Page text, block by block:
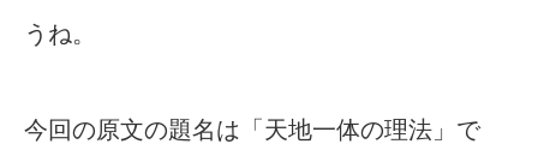
うね。
今回の原文の題名は「天地一体の理法」で